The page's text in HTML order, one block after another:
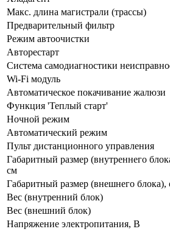
Макс. длина магистрали (трассы)
Предварительный фильтр
Режим автоочистки
Авторестарт
Система самодиагностики
Wi-Fi модуль
Автоматическое покачивание жалюзи
Функция 'Теплый старт'
Ночной режим
Автоматический режим
Пульт дистанционного управления
Габаритный размер (внутреннего
см
Габаритный размер (внешнего блока),
Вес (внутренний блок)
Вес (внешний блок)
Напряжение электропитания, В